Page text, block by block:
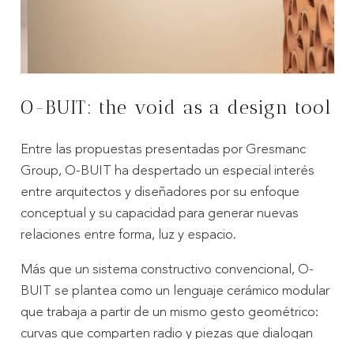
O-BUIT: the void as a design tool
Entre las propuestas presentadas por Gresmanc
Group, O-BUIT ha despertado un especial interés
entre arquitectos y diseñadores por su enfoque
conceptual y su capacidad para generar nuevas
relaciones entre forma, luz y espacio.
Más que un sistema constructivo convencional, O-
BUIT se plantea como un lenguaje cerámico modular
que trabaja a partir de un mismo gesto geométrico:
curvas que comparten radio y piezas que dialogan